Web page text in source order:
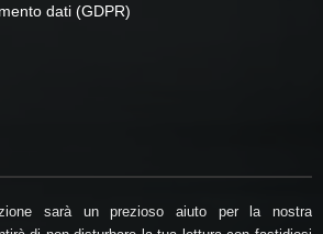
dati (GDPR)
sarà un prezioso aiuto per la nostra